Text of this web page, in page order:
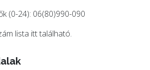
(0-24): 06(80)990-090
lista itttalálható.